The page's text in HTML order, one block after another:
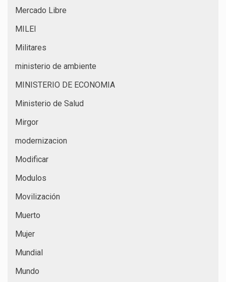
Mercado Libre
MILEI
Militares
ministerio de ambiente
MINISTERIO DE ECONOMIA
Ministerio de Salud
Mirgor
modernizacion
Modificar
Modulos
Movilización
Muerto
Mujer
Mundial
Mundo